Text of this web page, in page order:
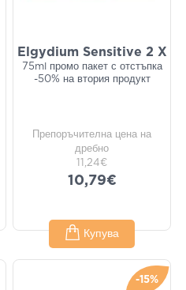
Elgydium Sensitive 2 X
75ml промо пакет с отстъпка
-50% на втория продукт
Препоръчителна цена на
дребно
11,24€
10,79€
Купува
-15%